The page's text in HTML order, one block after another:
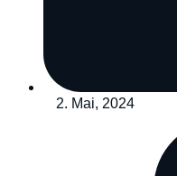
2. Mai, 2024